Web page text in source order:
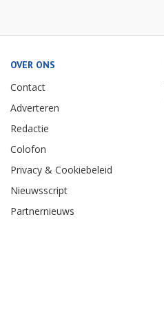
OVER ONS
Contact
Adverteren
Redactie
Colofon
Privacy & Cookiebeleid
Nieuwsscript
Partnernieuws